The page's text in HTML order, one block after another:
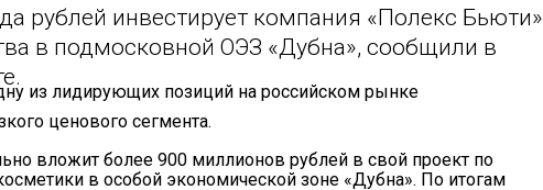
рублей инвестирует компания «Полекс Бьюти»
в подмосковной ОЭЗ «Дубна», сообщили в
из лидирующих позиций на российском рынке
ценового сегмента.
вложит более 900 миллионов рублей в свой проект по
в особой экономической зоне «Дубна». По итогам